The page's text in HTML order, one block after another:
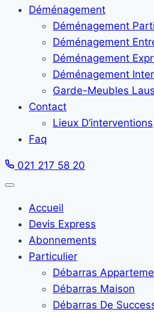
Déménagement
Déménagement
Déménagement
Déménagement
Déménagement
Garde-Meubles
Contact
Lieux D’interventions
Faq
021 217 58 20
Accueil
Devis Express
Abonnements
Particulier
Débarras
Débarras Maison
Débarras De